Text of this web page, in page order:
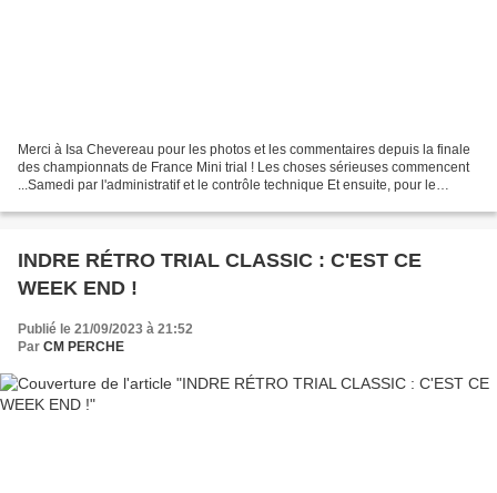
Merci à Isa Chevereau pour les photos et les commentaires depuis la finale
des championnats de France Mini trial ! Les choses sérieuses commencent
...Samedi par l'administratif et le contrôle technique Et ensuite, pour le
INDRE RÉTRO TRIAL CLASSIC : C'EST CE
WEEK END !
Publié le 21/09/2023 à 21:52
Par CM PERCHE